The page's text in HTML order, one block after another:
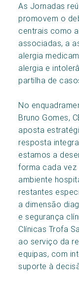
As Jornadas
promovem o
centrais como
associadas, a
alergia
alergia e
partilha de
No
Bruno Gomes,
aposta
resposta
estamos a
forma cada vez
ambiente
restantes
a dimensão
e segurança
Clínicas Trofa
ao serviço da
equipas, com
suporte à